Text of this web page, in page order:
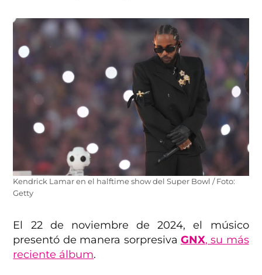
Kendrick Lamar en el halftime show del Super Bowl / Foto:
Getty
El 22 de noviembre de 2024, el músico
presentó de manera sorpresiva GNX, su más
reciente álbum.